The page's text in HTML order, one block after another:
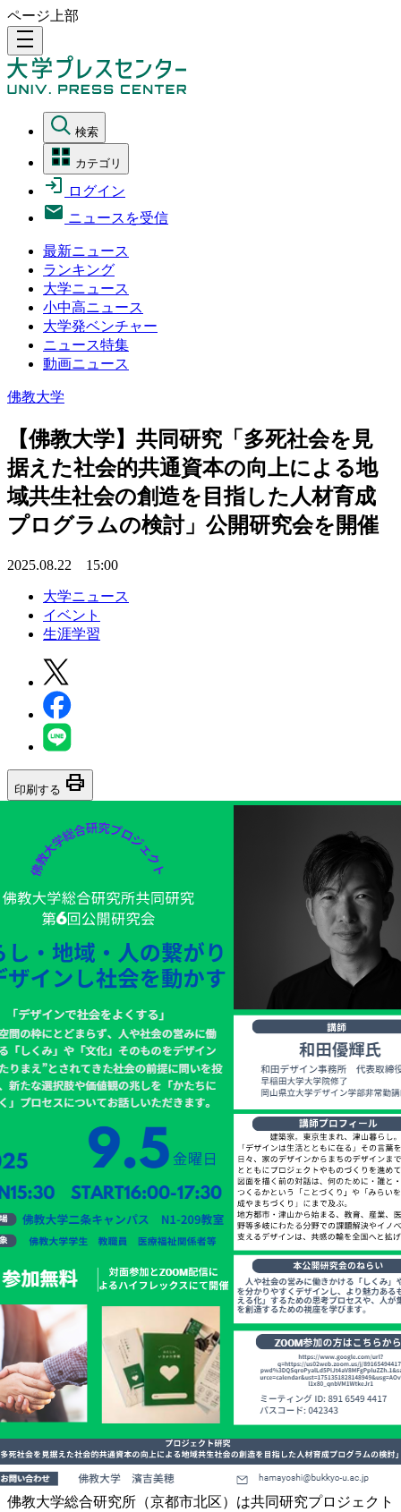
ページ上部
density_medium
検索
カテゴリ
ログイン
ニュースを受信
最新ニュース
ランキング
大学ニュース
小中高ニュース
大学発ベンチャー
ニュース特集
動画ニュース
佛教大学
【佛教大学】共同研究「多死社会を見
据えた社会的共通資本の向上による地
域共生社会の創造を目指した人材育成
プログラムの検討」公開研究会を開催
2025.08.22 15:00
大学ニュース
イベント
生涯学習
印刷する print
佛教大学総合研究所（京都市北区）は共同研究プロジェクト